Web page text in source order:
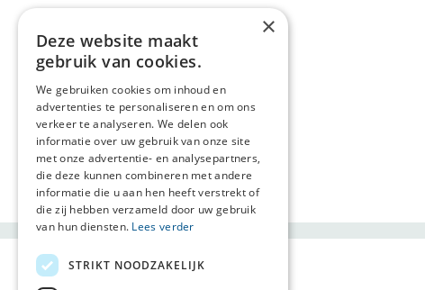
×
Deze website maakt
gebruik van cookies.
We gebruiken cookies om inhoud en
advertenties te personaliseren en om ons
verkeer te analyseren. We delen ook
informatie over uw gebruik van onze site
met onze advertentie- en analysepartners,
die deze kunnen combineren met andere
informatie die u aan hen heeft verstrekt of
die zij hebben verzameld door uw gebruik
van hun diensten. Lees verder
STRIKT NOODZAKELIJK